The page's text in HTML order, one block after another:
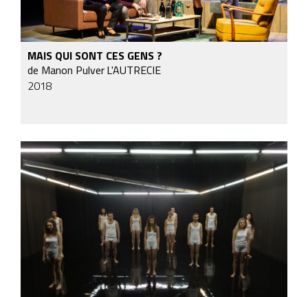
MAIS QUI SONT CES GENS ?
de Manon PulverL'AUTRECIE
2018